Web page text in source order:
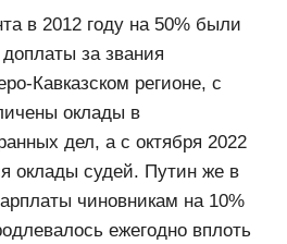
в 2012 году на 50% были
за звания
Кавказском регионе, с
оклады в
дел, а с октября 2022
оклады судей. Путин же в
чиновникам на 10%
ежегодно вплоть